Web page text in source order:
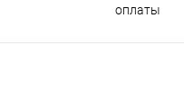
оплаты